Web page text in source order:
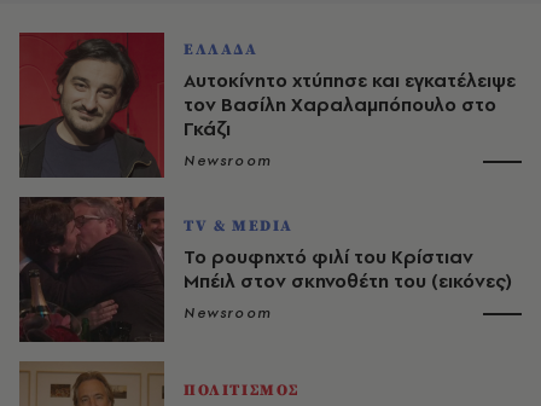
ΕΛΛΑΔΑ
Αυτοκίνητο χτύπησε και εγκατέλειψε
τον Βασίλη Χαραλαμπόπουλο στο
Γκάζι
Newsroom
TV & MEDIA
Το ρουφηχτό φιλί του Κρίστιαν
Μπέιλ στον σκηνοθέτη του (εικόνες)
Newsroom
ΠΟΛΙΤΙΣΜΟΣ